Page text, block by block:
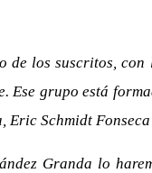
de los suscritos,
grupo está
Schmidt
Granda lo